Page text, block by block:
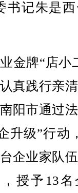
书记朱是
牌“店小
真践行亲
阳市通过
升级”行动
企业家队
授予13名